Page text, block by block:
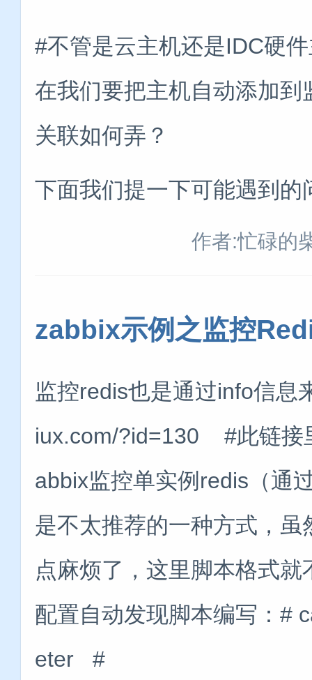
#不管是云主机还是IDC硬
在我们要把主机自动添加
关联如何弄？
下面我们提一下可能遇到的
作者:忙碌的
zabbix示例之监控
监控redis也是通过info信息
iux.com/?id=130 #此链接
abbix监控单实例redis（通
是不太推荐的一种方式，
点麻烦了，这里脚本格式
配置自动发现脚本编写：#
eter #